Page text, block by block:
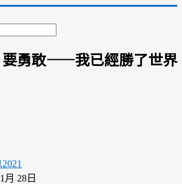
要勇敢——我已經勝了世界
月 28日